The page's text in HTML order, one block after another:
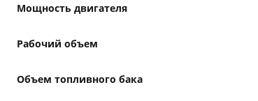
Мощность двигателя
Рабочий объем
Объем топливного бака